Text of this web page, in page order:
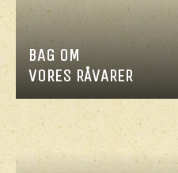
BAG OM
VORES RÅVARER